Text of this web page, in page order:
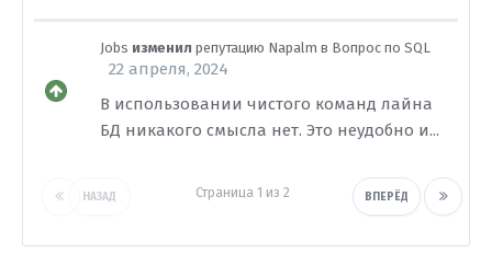
Jobs изменил репутацию Napalm в Вопрос по SQL
22 апреля, 2024
В использовании чистого команд лайна
БД никакого смысла нет. Это неудобно и...
НАЗАД ВПЕРЁД
Страница 1 из 2